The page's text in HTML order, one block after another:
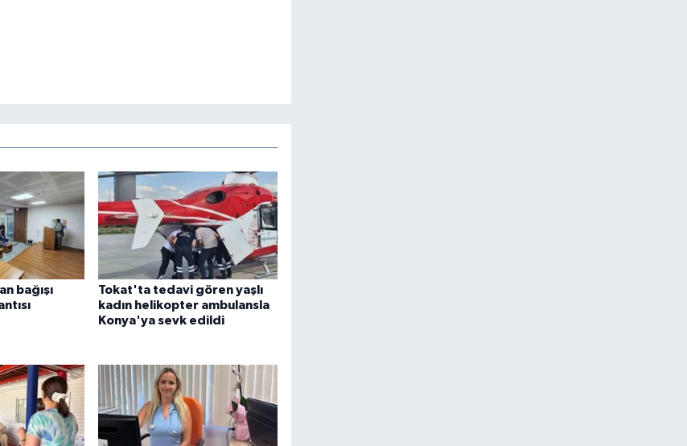
bağışı
Tokat'ta tedavi gören yaşlı
kadın helikopter ambulansla
Konya'ya sevk edildi